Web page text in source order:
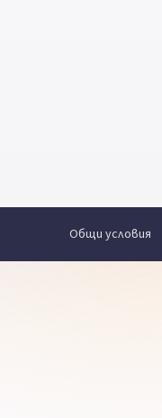
Общи условия